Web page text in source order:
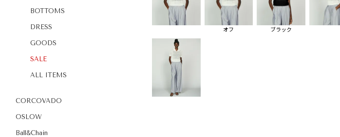
BOTTOMS
DRESS
GOODS
SALE
ALL ITEMS
CORCOVADO
OSLOW
Ball&Chain
オフ ブラック